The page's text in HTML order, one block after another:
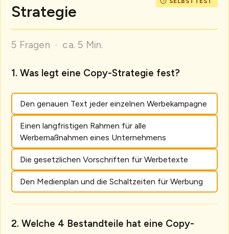
Strategie
5 Fragen · ca. 5 Min.
Was legt eine Copy-Strategie fest?
Den genauen Text jeder einzelnen Werbekampagne
Einen langfristigen Rahmen für alle
Werbemaßnahmen eines Unternehmens
Die gesetzlichen Vorschriften für Werbetexte
Den Medienplan und die Schaltzeiten für Werbung
Welche 4 Bestandteile hat eine Copy-